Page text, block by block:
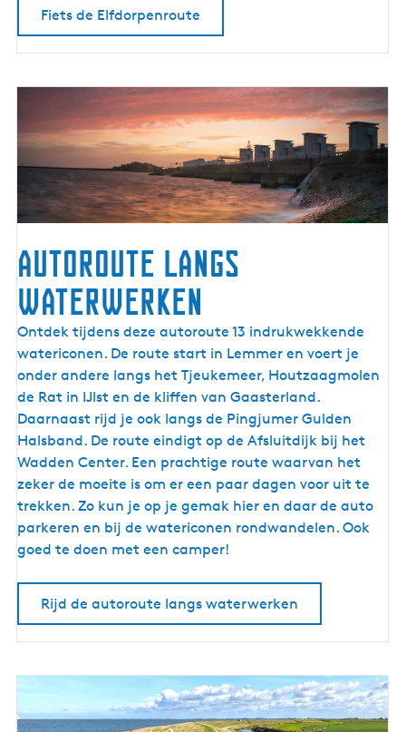
Fiets de Elfdorpenroute
Autoroute langs
waterwerken
A
u
t
o
r
o
u
t
e
l
a
t
r
Ontdek tijdens deze autoroute 13 indrukwekkende
watericonen. De route start in Lemmer en voert je
onder andere langs het Tjeukemeer, Houtzaagmolen
de Rat in IJlst en de kliffen van Gaasterland.
Daarnaast rijd je ook langs de Pingjumer Gulden
Halsband. De route eindigt op de Afsluitdijk bij het
Wadden Center. Een prachtige route waarvan het
zeker de moeite is om er een paar dagen voor uit te
trekken. Zo kun je op je gemak hier en daar de auto
parkeren en bij de watericonen rondwandelen. Ook
goed te doen met een camper!
Rijd de autoroute langs waterwerken